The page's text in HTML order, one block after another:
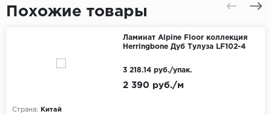
Похожие товары
Ламинат Alpine Floor коллекция
Herringbone Дуб Тулуза LF102-4
Страна:
Китай
2 390 руб./м
3 218.14 руб./упак.